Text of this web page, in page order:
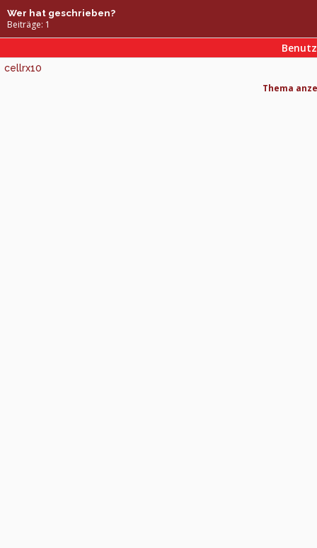
Wer hat geschrieben?
Beiträge: 1
cellrx10
Thema